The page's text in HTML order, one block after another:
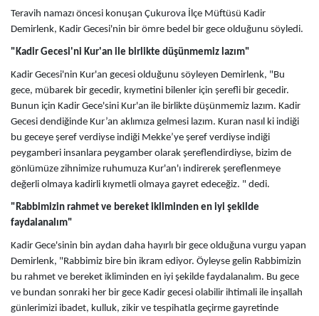
Teravih namazı öncesi konuşan Çukurova İlçe Müftüsü Kadir
Demirlenk, Kadir Gecesi'nin bir ömre bedel bir gece olduğunu söyledi.
"Kadir Gecesi'ni Kur'an ile birlikte düşünmemiz lazım"
Kadir Gecesi'nin Kur'an gecesi olduğunu söyleyen Demirlenk, "Bu
gece, mübarek bir gecedir, kıymetini bilenler için şerefli bir gecedir.
Bunun için Kadir Gece'sini Kur'an ile birlikte düşünmemiz lazım. Kadir
Gecesi dendiğinde Kur’an aklımıza gelmesi lazım. Kuran nasıl ki indiği
bu geceye şeref verdiyse indiği Mekke’ye şeref verdiyse indiği
peygamberi insanlara peygamber olarak şereflendirdiyse, bizim de
gönlümüze zihnimize ruhumuza Kur'an'ı indirerek şereflenmeye
değerli olmaya kadirli kıymetli olmaya gayret edeceğiz. " dedi.
"Rabbimizin rahmet ve bereket ikliminden en iyi şekilde
faydalanalım"
Kadir Gece'sinin bin aydan daha hayırlı bir gece olduğuna vurgu yapan
Demirlenk, "Rabbimiz bire bin ikram ediyor. Öyleyse gelin Rabbimizin
bu rahmet ve bereket ikliminden en iyi şekilde faydalanalım. Bu gece
ve bundan sonraki her bir gece Kadir gecesi olabilir ihtimali ile inşallah
günlerimizi ibadet, kulluk, zikir ve tespihatla geçirme gayretinde